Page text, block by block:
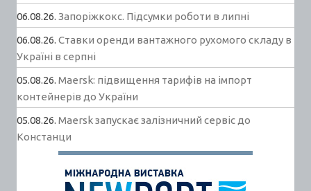
06.08.26. Запоріжкокс. Підсумки роботи в липні
06.08.26. Ставки оренди вантажного рухомого складу в
Україні в серпні
05.08.26. Maersk: підвищення тарифів на імпорт
контейнерів до України
05.08.26. Maersk запускає залізничний сервіс до
Констанци